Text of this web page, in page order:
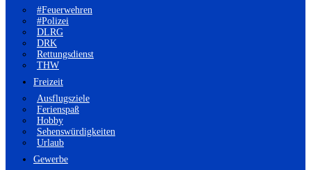
#Feuerwehren
#Polizei
DLRG
DRK
Rettungsdienst
THW
Freizeit
Ausflugsziele
Ferienspaß
Hobby
Sehenswürdigkeiten
Urlaub
Gewerbe